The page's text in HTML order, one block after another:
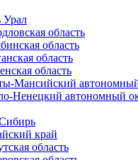
Урал
область
область
область
область
Мансийский
Ненецкий автономный
край
область